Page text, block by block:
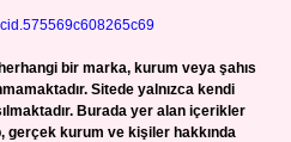
bir marka, kurum veya şahıs
Sitede yalnızca kendi
Burada yer alan içerikler
gerçek kurum ve kişiler hakkında